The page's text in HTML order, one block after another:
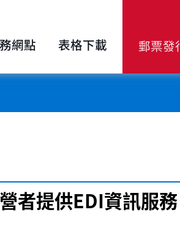
網點 表格下載 郵票發
者提供EDI資訊服務